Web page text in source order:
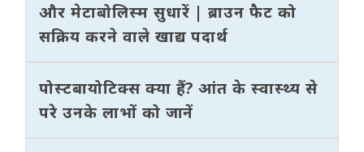
और मेटाबोलिस्म सुधारें | ब्राउन फैट को
सक्रिय करने वाले खाद्य पदार्थ
पोस्टबायोटिक्स क्या हैं? आंत के स्वास्थ्य से
परे उनके लाभों को जानें